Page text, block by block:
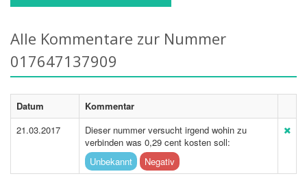
Alle Kommentare zur Nummer
017647137909
Datum
Kommentar
21.03.2017
Dieser nummer versucht irgend wohin zu
verbinden was 0,29 cent kosten soll:
Unbekannt
Negativ